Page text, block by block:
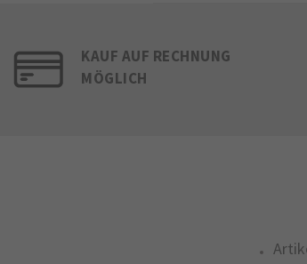
KAUF AUF RECHNUNG
MÖGLICH